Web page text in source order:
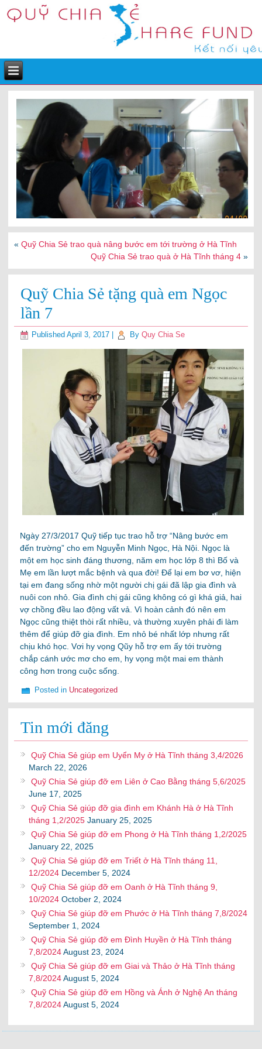
«Quỹ Chia Sẻ trao quà nâng bước em tới trường ở Hà Tĩnh
Quỹ Chia Sẻ trao quà ở Hà Tĩnh tháng 4»
Quỹ Chia Sẻ tặng quà em Ngọc
lần 7
Published April 3, 2017 By Quy Chia Se
Ngày 27/3/2017 Quỹ tiếp tục trao hỗ trợ “Nâng bước em
đến trường” cho em Nguyễn Minh Ngọc, Hà Nội. Ngọc là
một em học sinh đáng thương, năm em học lớp 8 thì Bố và
Mẹ em lần lượt mắc bệnh và qua đời! Để lại em bơ vơ, hiện
tại em đang sống nhờ một người chị gái đã lập gia đình và
nuôi con nhỏ. Gia đình chị gái cũng không có gì khá giả, hai
vợ chồng đều lao động vất vả. Vì hoàn cảnh đó nên em
Ngọc cũng thiệt thòi rất nhiều, và thường xuyên phải đi làm
thêm để giúp đỡ gia đình. Em nhỏ bé nhất lớp nhưng rất
chịu khó học. Vơi hy vọng Qũy hỗ trợ em ấy tới trường
chắp cánh ước mơ cho em, hy vọng một mai em thành
công hơn trong cuộc sống.
Posted in Uncategorized
Tin mới đăng
Quỹ Chia Sẻ giúp em Uyển My ở Hà Tĩnh tháng 3,4/2026
March 22, 2026
Quỹ Chia Sẻ giúp đỡ em Liên ở Cao Bằng tháng 5,6/2025
June 17, 2025
Quỹ Chia Sẻ giúp đỡ gia đình em Khánh Hà ở Hà Tĩnh
tháng 1,2/2025 January 25, 2025
Quỹ Chia Sẻ giúp đỡ em Phong ở Hà Tĩnh tháng 1,2/2025
January 22, 2025
Quỹ Chia Sẻ giúp đỡ em Triết ở Hà Tĩnh tháng 11,
12/2024 December 5, 2024
Quỹ Chia Sẻ giúp đỡ em Oanh ở Hà Tĩnh tháng 9,
10/2024 October 2, 2024
Quỹ Chia Sẻ giúp đỡ em Phước ở Hà Tĩnh tháng 7,8/2024
September 1, 2024
Quỹ Chia Sẻ giúp đỡ em Đình Huyền ở Hà Tĩnh tháng
7,8/2024 August 23, 2024
Quỹ Chia Sẻ giúp đỡ em Giai và Thảo ở Hà Tĩnh tháng
7,8/2024 August 5, 2024
Quỹ Chia Sẻ giúp đỡ em Hồng và Ánh ở Nghệ An tháng
7,8/2024 August 5, 2024